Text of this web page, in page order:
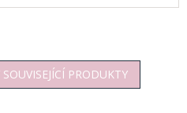
PRODUKTY